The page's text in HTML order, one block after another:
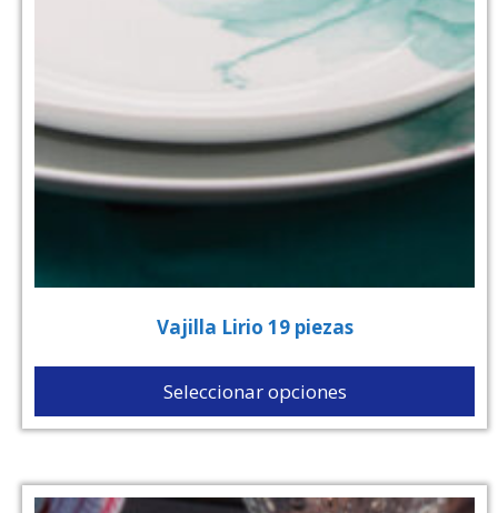
Vajilla Lirio 19 piezas
Seleccionar opciones